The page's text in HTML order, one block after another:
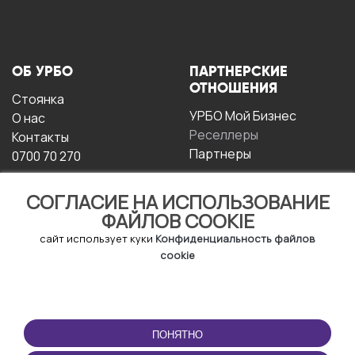
СОГЛАСИЕ НА ИСПОЛЬЗОВАНИЕ
ФАЙЛОВ COOKIE
сайт использует куки Конфиденциальность файлов
cookie
ПОНЯТНО
ОБ УРБО
Стоянка
О нас
Контакты
0700 70 270
ПАРТНЕРСКИЕ
ОТНОШЕНИЯ
УРБО Мой Бизнес
Реселлеры
Партнеры
ЭКСПЛУАТАЦИИ
Условия и положения
ПРИЛОЖЕНИЕ